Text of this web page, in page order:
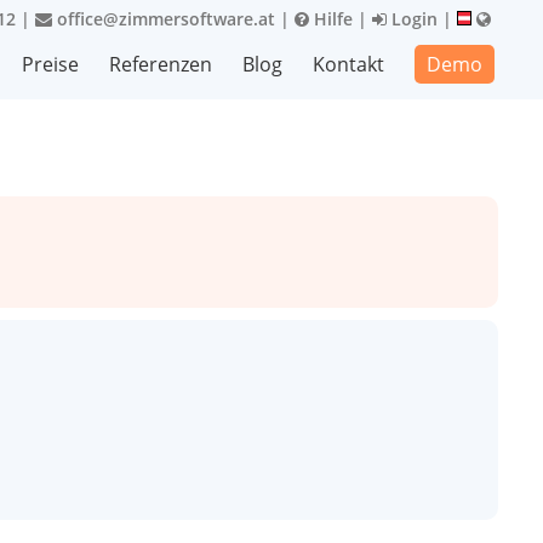
| office@zimmersoftware.at | Hilfe | Login |
Preise Referenzen Blog Kontakt Demo